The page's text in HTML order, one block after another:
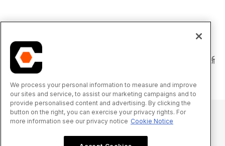
16 日）
检查任务模板已更新了新功能，以提高一致性、效率和清晰
度。 有关更多信息，请参阅
© 2025 Procore Technologies, Inc.
We process your personal information to measure and improve
our sites and service, to assist our marketing campaigns and to
provide personalised content and advertising. By clicking the
button on the right, you can exercise your privacy rights. For
more information see our privacy notice Cookie Notice